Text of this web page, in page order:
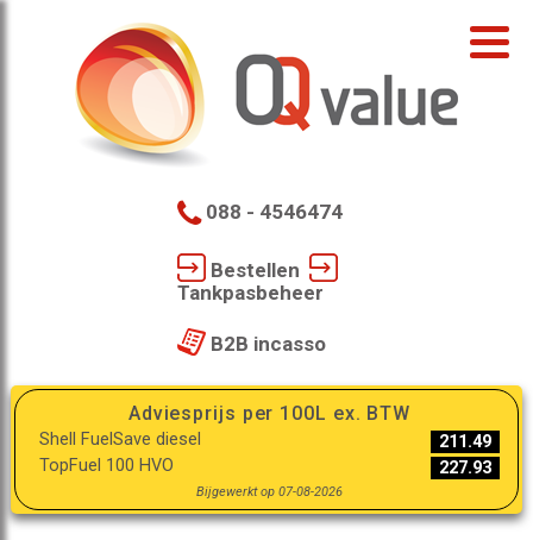
088 - 4546474
Bestellen
Tankpasbeheer
B2B incasso
Adviesprijs per 100L ex. BTW
Shell FuelSave diesel
211.49
TopFuel 100 HVO
227.93
Bijgewerkt op 07-08-2026